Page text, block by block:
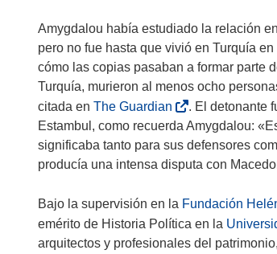
Amygdalou había estudiado la relación
pero no fue hasta que vivió en Turquía
cómo las copias pasaban a formar parte
Turquía, murieron al menos ocho
citada en The Guardian
s
e
a
r
i
r
. El detonante
Estambul, como recuerda Amygdalou:
significaba tanto para sus defensores
producía una intensa disputa con
Bajo la supervisión en la Fundación
emérito de Historia Política en la
arquitectos y profesionales del